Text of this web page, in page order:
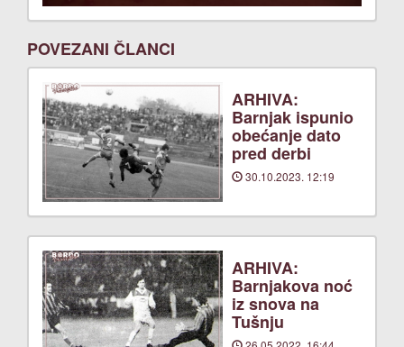
POVEZANI ČLANCI
ARHIVA:
Barnjak ispunio
obećanje dato
pred derbi
30.10.2023. 12:19
ARHIVA:
Barnjakova noć
iz snova na
Tušnju